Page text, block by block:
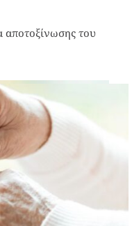
του